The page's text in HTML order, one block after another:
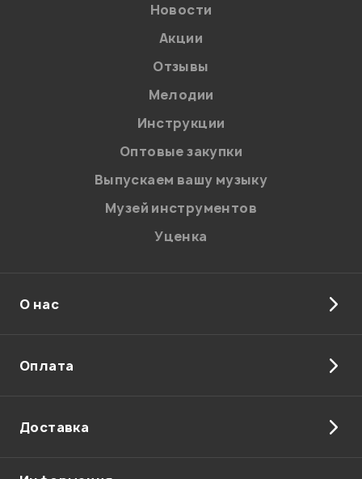
на обработку персональных данных в
персональных данных.
Введите проверочное число:
Новости
Акции
Отзывы
Мелодии
Инструкции
Оптовые закупки
Выпускаем вашу музыку
Музей инструментов
Уценка
О нас
Оплата
Доставка